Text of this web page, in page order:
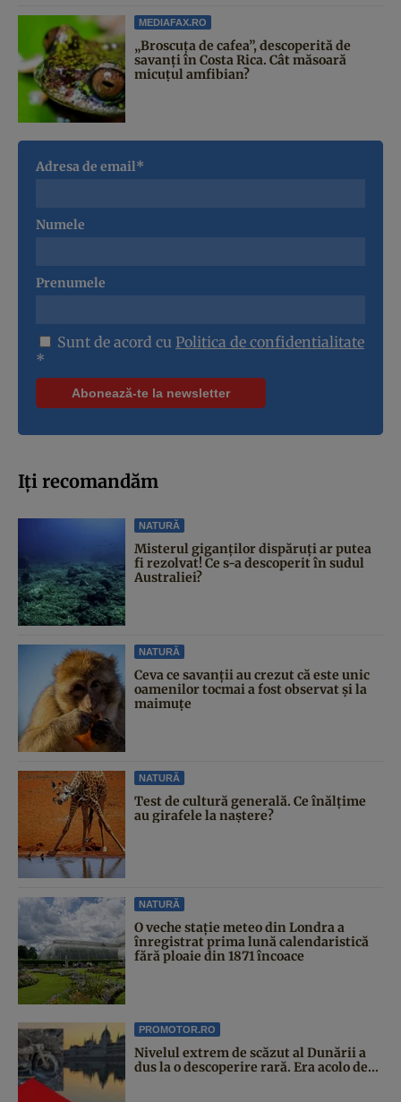
MEDIAFAX.RO
„Broscuța de cafea”, descoperită de
savanți în Costa Rica. Cât măsoară
micuțul amfibian?
Adresa de email*
Numele
Prenumele
Sunt de acord cu Politica de confidentialitate
*
Iți recomandăm
NATURĂ
Misterul giganților dispăruți ar putea
fi rezolvat! Ce s-a descoperit în sudul
Australiei?
NATURĂ
Ceva ce savanții au crezut că este unic
oamenilor tocmai a fost observat și la
maimuțe
NATURĂ
Test de cultură generală. Ce înălțime
au girafele la naștere?
NATURĂ
O veche stație meteo din Londra a
înregistrat prima lună calendaristică
fără ploaie din 1871 încoace
PROMOTOR.RO
Nivelul extrem de scăzut al Dunării a
dus la o descoperire rară. Era acolo de...